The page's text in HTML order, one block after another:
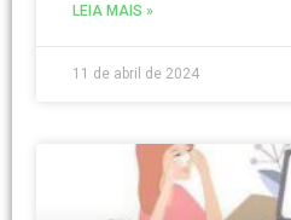
LEIA MAIS »
11 de abril de 2024